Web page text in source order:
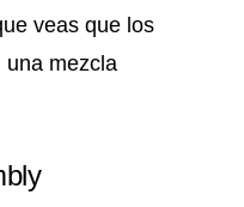
veas que los
una mezcla